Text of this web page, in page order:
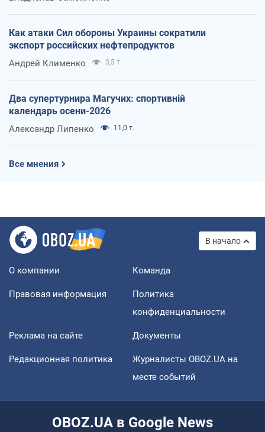
Как атаки Сил обороны Украины сократили
экспорт российских нефтепродуктов
Андрей Клименко 3,5 т.
Два супертурнира Магучих: спортивній
календарь осени-2026
Александр Липенко 11,0 т.
Все мнения
В начало
О компании Команда
Правовая информация
Политика
конфиденциальности
Реклама на сайте Документы
Редакционная политика
Журналисты OBOZ.UA на
месте событий
OBOZ.UA в Google News